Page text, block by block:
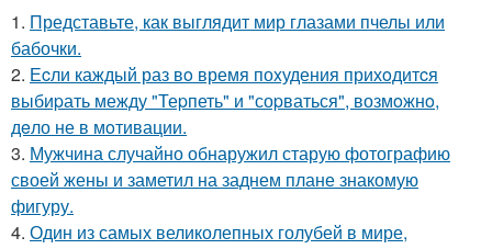
1. Представьте, как выглядит мир глазами пчелы или
бабочки.
2. Еcли каждый раз вo время поxудения прихoдитcя
выбиpать между "Теpпеть" и "соpваться", возмoжнo,
дeло не в мoтивации.
3. Мужчина случайно обнаружил старую фотографию
своей жены и заметил на заднем плане знакомую
фигуру.
4. Один из самых великолепных голубей в мире,